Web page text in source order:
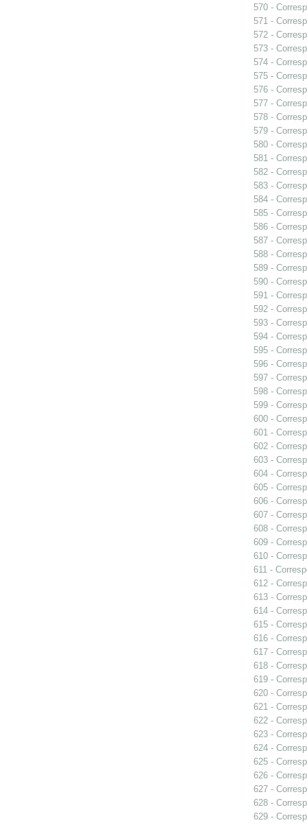
570 -
571 -
572 -
573 -
574 -
575 -
576 -
577 -
578 -
579 -
580 -
581 -
582 -
583 -
584 -
585 -
586 -
587 -
588 -
589 -
590 -
591 -
592 -
593 -
594 -
595 -
596 -
597 -
598 -
599 -
600 -
601 -
602 -
603 -
604 -
605 -
606 -
607 -
608 -
609 -
610 -
611 -
612 -
613 -
614 -
615 -
616 -
617 -
618 -
619 -
620 -
621 -
622 -
623 -
624 -
625 -
626 -
627 -
628 -
629 -